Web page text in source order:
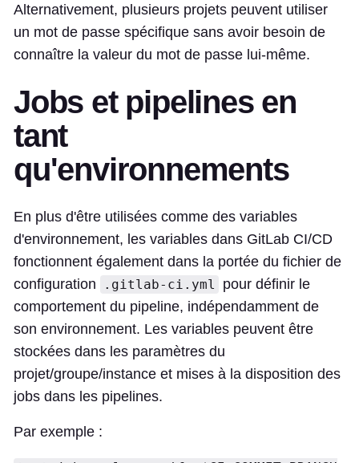
Alternativement, plusieurs projets peuvent utiliser
un mot de passe spécifique sans avoir besoin de
connaître la valeur du mot de passe lui-même.
Jobs et pipelines en
tant
qu'environnements
En plus d'être utilisées comme des variables
d'environnement, les variables dans GitLab CI/CD
fonctionnent également dans la portée du fichier de
configuration
.gitlab-ci.yml
pour définir le
comportement du pipeline, indépendamment de
son environnement. Les variables peuvent être
stockées dans les paramètres du
projet/groupe/instance et mises à la disposition des
jobs dans les pipelines.
Par exemple :